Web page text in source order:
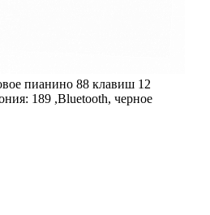
пианино 88 клавиш 12
189 ,Bluetooth, черное